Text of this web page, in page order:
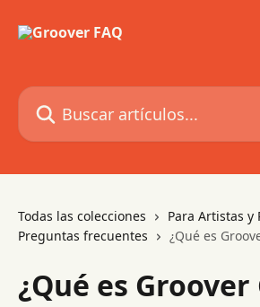
Buscar artículos...
Todas las colecciones
Para Artistas y
Preguntas frecuentes
¿Qué es
¿Qué es